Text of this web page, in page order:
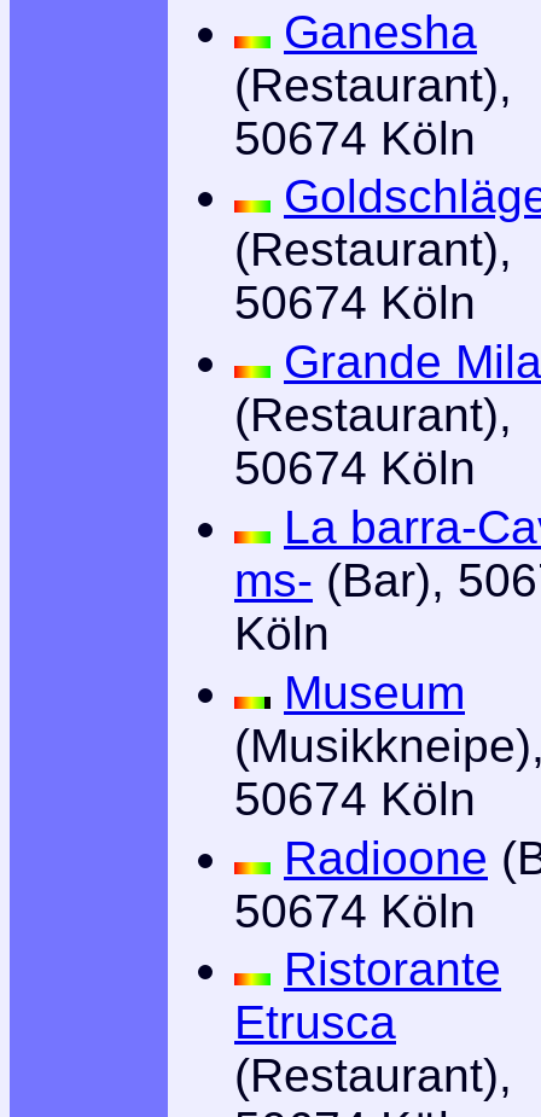
Ganesha
(Restaurant),
50674 Köln
(Restaurant),
50674 Köln
Grande
(Restaurant),
50674 Köln
La barra-
ms- (Bar),
Köln
Museum
50674 Köln
Radioone
50674 Köln
Ristorante
Etrusca
(Restaurant),